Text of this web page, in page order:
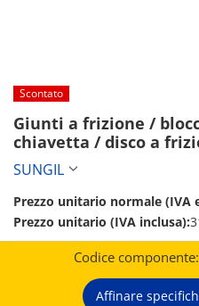
Scontato
Giunti a frizione /
chiavetta / disco a
elastomero di
SJC / SUNGIL (SJCB-30C-
SUNGIL
Prezzo unitario normale (IVA
Prezzo unitario (IVA inclusa):
Codice componente:
Affinare